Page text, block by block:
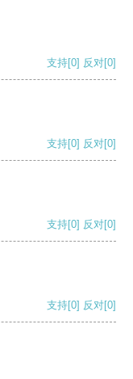
支持[0] 反对[0]
支持[0] 反对[0]
支持[0] 反对[0]
支持[0] 反对[0]